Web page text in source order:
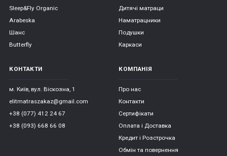
Sleep&Fly Organic
Arabeska
Шанс
Butterfly
Дитячі матраци
Наматрацники
Подушки
Каркаси
КОНТАКТИ
м. Київ, вул. Віскозна, 1
elitmatraszakaz@gmail.com
+38 (077) 412 24 67
+38 (093) 668 66 08
КОМПАНІЯ
Про нас
Контакти
Сертифікати
Оплата і Доставка
Кредит і Розстрочка
Обмін та повернення